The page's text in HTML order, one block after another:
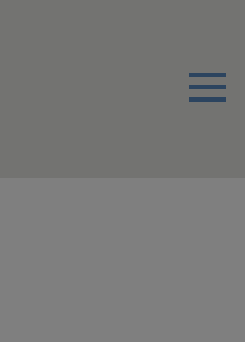
Menu